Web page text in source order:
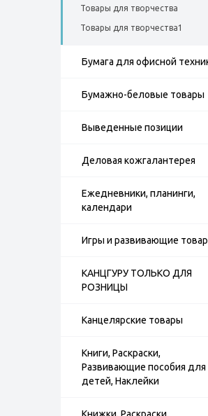
Товары для творчества
Товары для творчества1
Бумага для офисной
Бумажно-беловые товары
Выведенные позиции
Деловая кожгалантерея
Ежедневники, планинги,
календари
Игры и развивающие
КАНЦГУРУ ТОЛЬКО ДЛЯ
РОЗНИЦЫ
Канцелярские товары
Книги, Раскраски,
Развивающие пособия для
детей, Наклейки